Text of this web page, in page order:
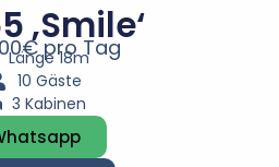
‚Smile‘
pro Tag
Länge 18m
10 Gäste
3 Kabinen